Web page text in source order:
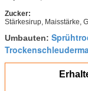
Zucker:
Stärkesirup, Maisstärke,
Umbauten: